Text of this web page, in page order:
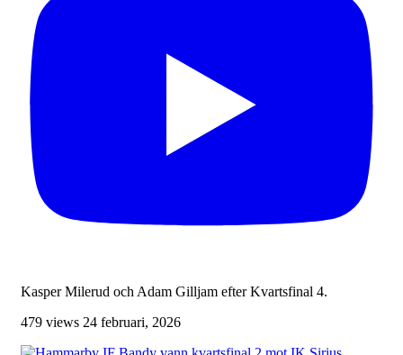
Kasper Milerud och Adam Gilljam efter Kvartsfinal 4.
479 views 24 februari, 2026